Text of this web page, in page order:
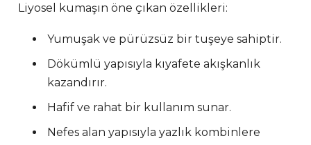
Liyosel kumaşın öne çıkan özellikleri:
Yumuşak ve pürüzsüz bir tuşeye sahiptir.
Dökümlü yapısıyla kıyafete akışkanlık
kazandırır.
Hafif ve rahat bir kullanım sunar.
Nefes alan yapısıyla yazlık kombinlere